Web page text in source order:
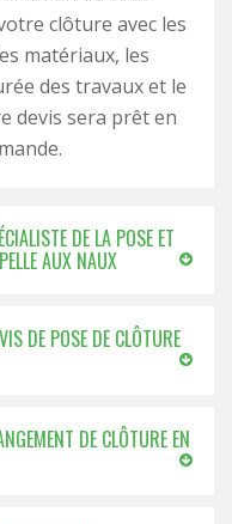
clôture avec les
matériaux, les
des travaux et le
devis sera prêt en
DE LA POSE ET
AUX NAUX
DE POSE DE CLÔTURE
DE CLÔTURE EN